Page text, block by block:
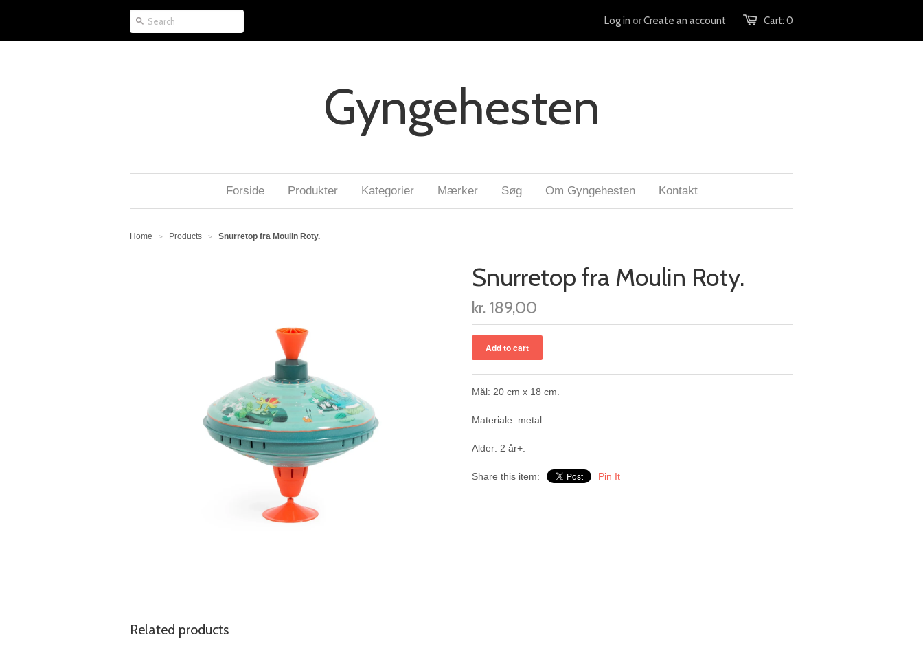
Cart: 0
Log in orCreate an account
Gyngehesten
Forside Produkter Kategorier Mærker Søg Om Gyngehesten Kontakt
Home > Products > Snurretop fra Moulin Roty.
Snurretop fra Moulin Roty.
kr. 189,00
Mål: 20 cm x 18 cm.
Materiale: metal.
Alder: 2 år+.
Share this item: Pin It
Related products